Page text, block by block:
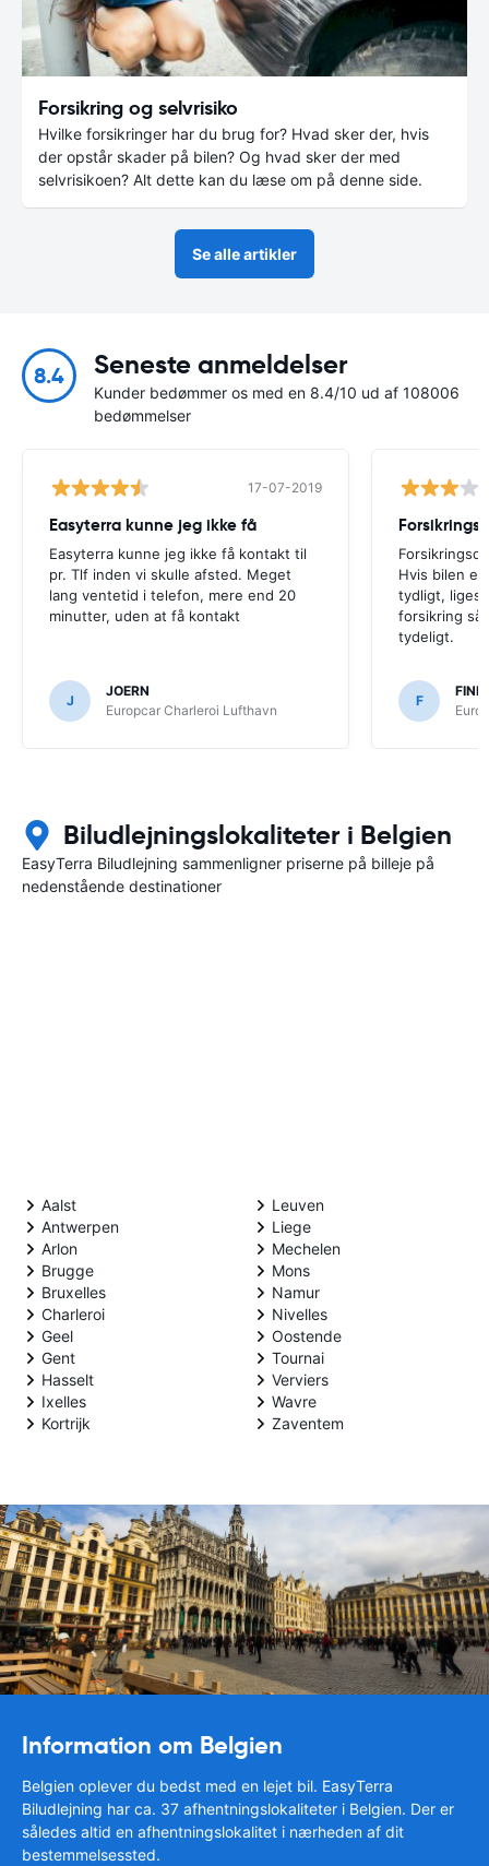
Forsikring og selvrisiko
Hvilke forsikringer har du brug for? Hvad sker der, hvis
der opstår skader på bilen? Og hvad sker der med
selvrisikoen? Alt dette kan du læse om på denne side.
Se alle artikler
8.4 Seneste anmeldelser
Kunder bedømmer os med en 8.4/10 ud af 108006
bedømmelser
17-07-2019
Easyterra kunne jeg ikke få
Easyterra kunne jeg ikke få kontakt til
pr. Tlf inden vi skulle afsted. Meget
lang ventetid i telefon, mere end 20
minutter, uden at få kontakt
J
JOERN
Europcar Charleroi Lufthavn
Hvis bilen
tydligt,
forsikring så
tydeligt.
F
FINN
Biludlejningslokaliteter i Belgien
EasyTerra Biludlejning sammenligner priserne på billeje på
nedenstående destinationer
Aalst
Antwerpen
Arlon
Brugge
Bruxelles
Charleroi
Geel
Gent
Hasselt
Ixelles
Kortrijk
Leuven
Liege
Mechelen
Mons
Namur
Nivelles
Oostende
Tournai
Verviers
Wavre
Zaventem
Information om Belgien
Belgien oplever du bedst med en lejet bil. EasyTerra
Biludlejning har ca. 37 afhentningslokaliteter i Belgien. Der er
således altid en afhentningslokalitet i nærheden af dit
bestemmelsessted.